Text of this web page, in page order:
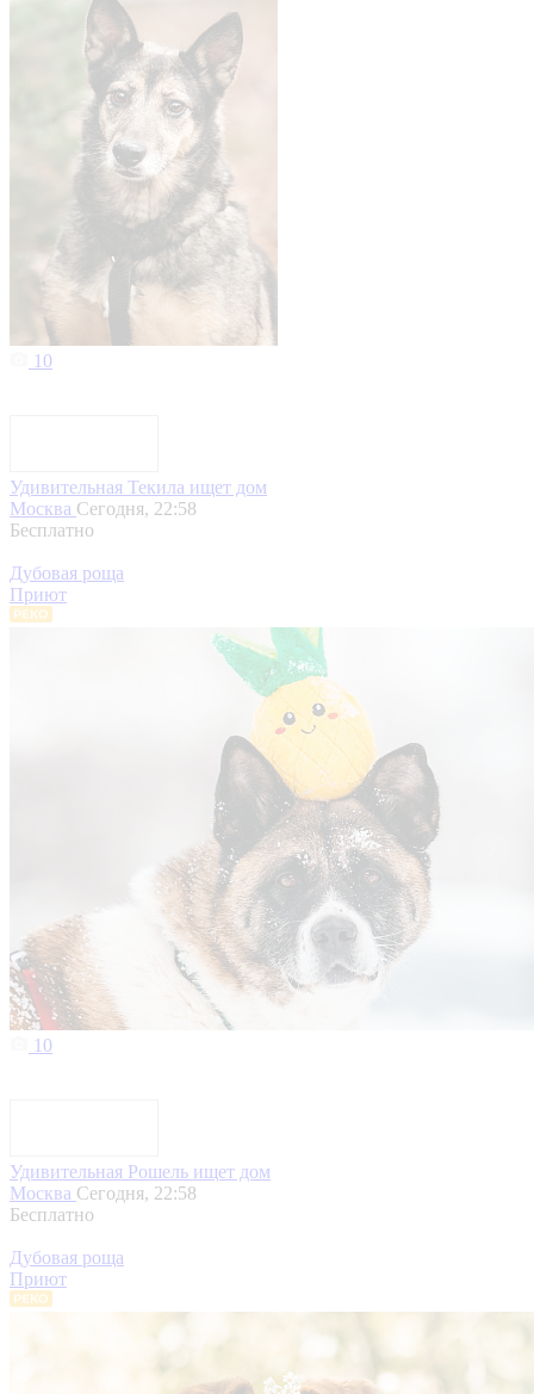
10
Удивительная Текила ищет дом
Москва Сегодня, 22:58
Бесплатно
Дубовая роща
Приют
10
Удивительная Рошель ищет дом
Москва Сегодня, 22:58
Бесплатно
Дубовая роща
Приют